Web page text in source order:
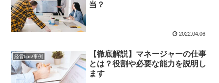
当？
2022.04.06
経営tips/事例
【徹底解説】マネージャーの仕事
とは？役割や必要な能力を説明し
ます